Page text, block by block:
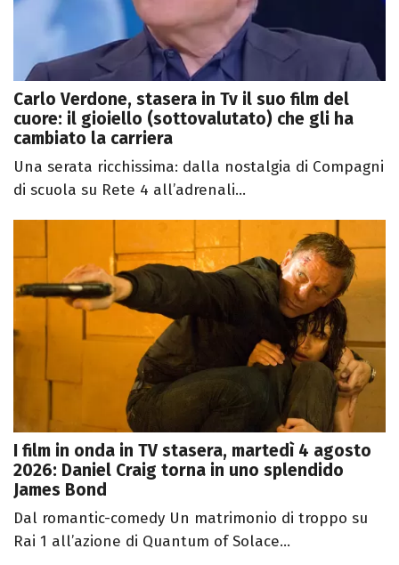
Carlo Verdone, stasera in Tv il suo film del
cuore: il gioiello (sottovalutato) che gli ha
cambiato la carriera
Una serata ricchissima: dalla nostalgia di Compagni
di scuola su Rete 4 all’adrenali...
I film in onda in TV stasera, martedì 4 agosto
2026: Daniel Craig torna in uno splendido
James Bond
Dal romantic-comedy Un matrimonio di troppo su
Rai 1 all’azione di Quantum of Solace...